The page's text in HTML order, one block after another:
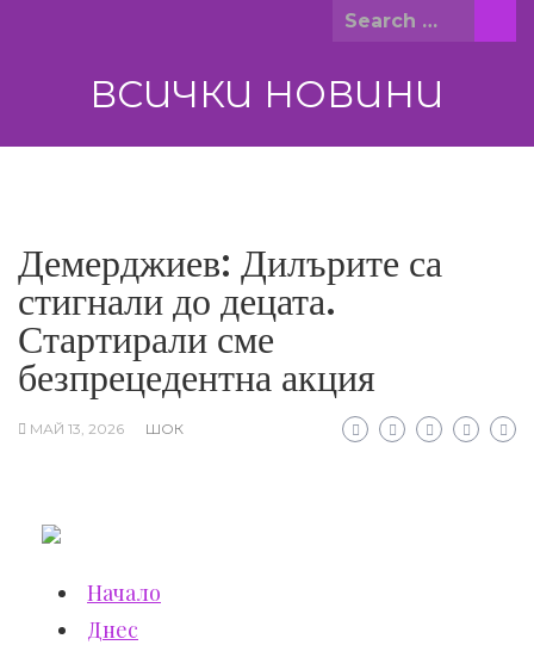
Search
ВСИЧКИ НОВИНИ
Демерджиев: Дилърите са
стигнали до децата.
Стартирали сме
безпрецедентна акция
МАЙ 13, 2026 ШОК
Начало
Днес